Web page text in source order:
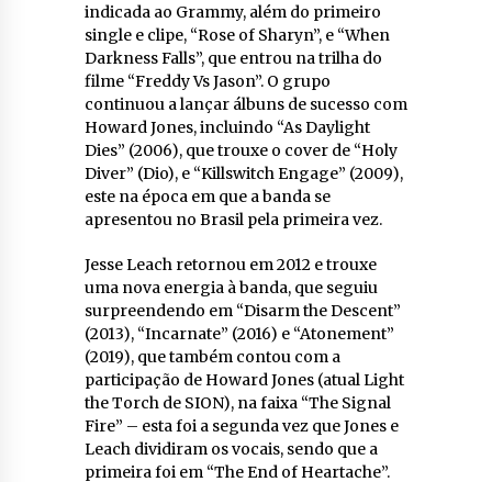
indicada ao Grammy, além do primeiro
single e clipe, “Rose of Sharyn”, e “When
Darkness Falls”, que entrou na trilha do
filme “Freddy Vs Jason”. O grupo
continuou a lançar álbuns de sucesso com
Howard Jones, incluindo “As Daylight
Dies” (2006), que trouxe o cover de “Holy
Diver” (Dio), e “Killswitch Engage” (2009),
este na época em que a banda se
apresentou no Brasil pela primeira vez.
Jesse Leach retornou em 2012 e trouxe
uma nova energia à banda, que seguiu
surpreendendo em “Disarm the Descent”
(2013), “Incarnate” (2016) e “Atonement”
(2019), que também contou com a
participação de Howard Jones (atual Light
the Torch de SION), na faixa “The Signal
Fire” – esta foi a segunda vez que Jones e
Leach dividiram os vocais, sendo que a
primeira foi em “The End of Heartache”.